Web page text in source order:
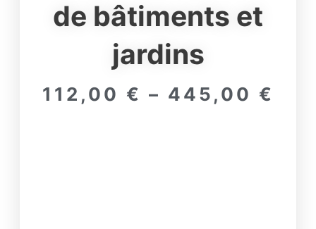
de bâtiments et
jardins
112,00 € – 445,00 €